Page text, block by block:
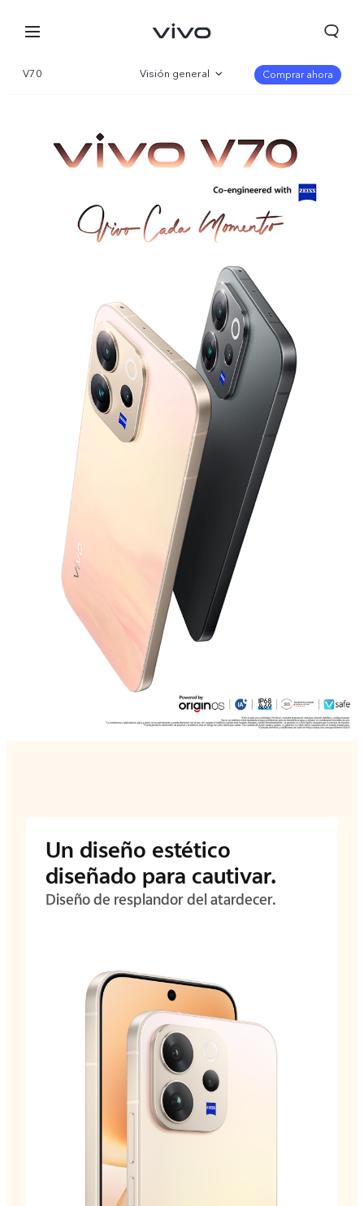
Perú | Seleccione país/región
V70 Visión general
Especificaciones
Comprar ahora
Un diseño estético
diseñado para cautivar.
Diseño de resplandor del atardecer.